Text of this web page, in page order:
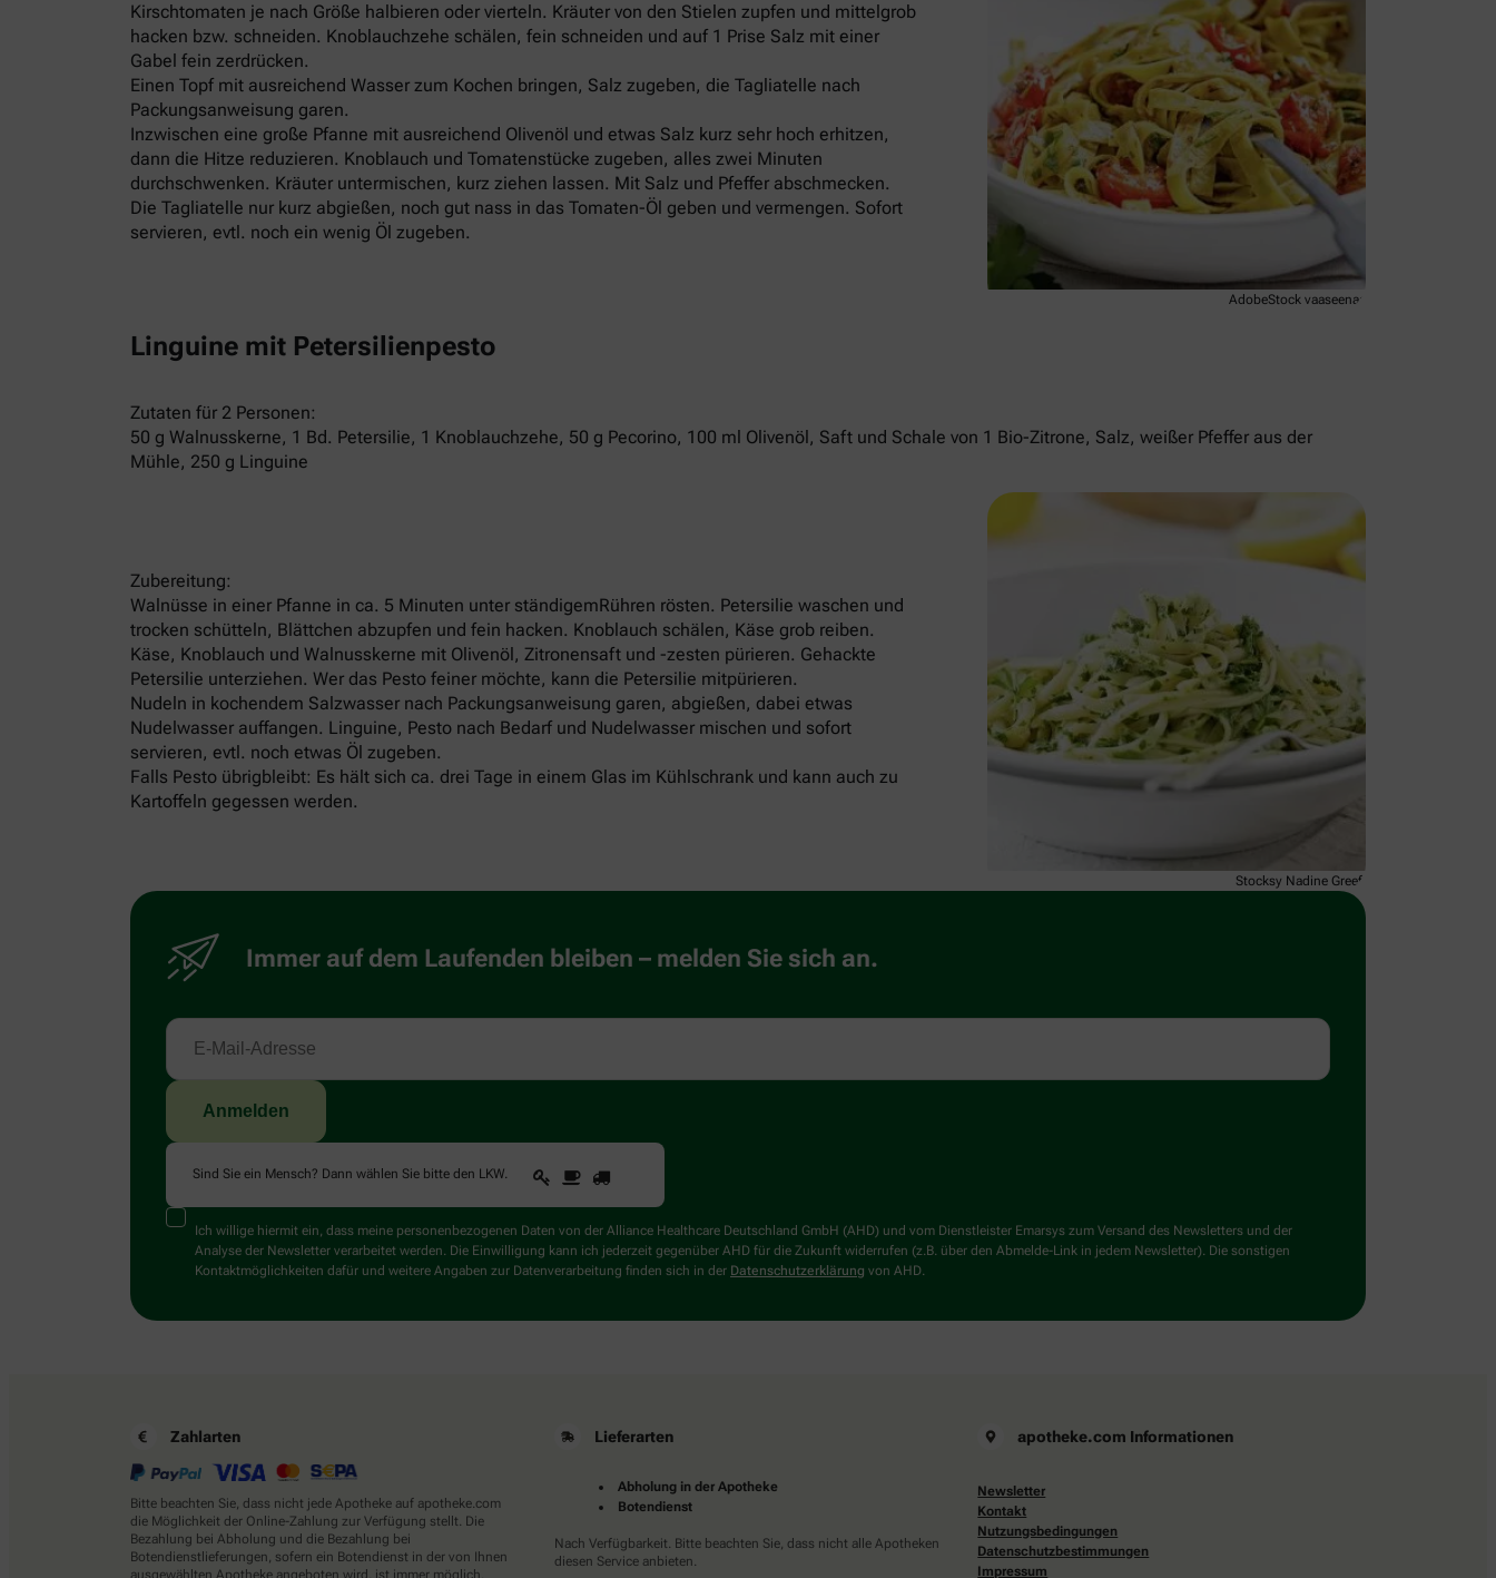
Kirschtomaten je nach Größe halbieren oder vierteln. Kräuter von den Stielen zupfen und mittelgrob
hacken bzw. schneiden. Knoblauchzehe schälen, fein schneiden und auf 1 Prise Salz mit einer
Gabel fein zerdrücken.
Einen Topf mit ausreichend Wasser zum Kochen bringen, Salz zugeben, die Tagliatelle nach
Packungsanweisung garen.
Inzwischen eine große Pfanne mit ausreichend Olivenöl und etwas Salz kurz sehr hoch erhitzen,
dann die Hitze reduzieren. Knoblauch und Tomatenstücke zugeben, alles zwei Minuten
durchschwenken. Kräuter untermischen, kurz ziehen lassen. Mit Salz und Pfeffer abschmecken.
Die Tagliatelle nur kurz abgießen, noch gut nass in das Tomaten-Öl geben und vermengen. Sofort
servieren, evtl. noch ein wenig Öl zugeben.
AdobeStock vaaseenaa
Linguine mit Petersilienpesto
Zutaten für 2 Personen:
50 g Walnusskerne, 1 Bd. Petersilie, 1 Knoblauchzehe, 50 g Pecorino, 100 ml Olivenöl, Saft und Schale von 1 Bio-Zitrone, Salz, weißer Pfeffer aus der
Mühle, 250 g Linguine
Zubereitung:
Walnüsse in einer Pfanne in ca. 5 Minuten unter ständigemRühren rösten. Petersilie waschen und
trocken schütteln, Blättchen abzupfen und fein hacken. Knoblauch schälen, Käse grob reiben.
Käse, Knoblauch und Walnusskerne mit Olivenöl, Zitronensaft und -zesten pürieren. Gehackte
Petersilie unterziehen. Wer das Pesto feiner möchte, kann die Petersilie mitpürieren.
Nudeln in kochendem Salzwasser nach Packungsanweisung garen, abgießen, dabei etwas
Nudelwasser auffangen. Linguine, Pesto nach Bedarf und Nudelwasser mischen und sofort
servieren, evtl. noch etwas Öl zugeben.
Falls Pesto übrigbleibt: Es hält sich ca. drei Tage in einem Glas im Kühlschrank und kann auch zu
Kartoffeln gegessen werden.
Stocksy Nadine Greeff
Immer auf dem Laufenden bleiben – melden Sie sich an.
Sind Sie ein Mensch? Dann wählen Sie bitte den LKW.
Sind
Sie
ein
Mensch?
Dann
wählen
1 2
Ich willige hiermit ein, dass meine personenbezogenen Daten von der Alliance Healthcare Deutschland GmbH (AHD) und vom Dienstleister Emarsys zum Versand des Newsletters und der
Analyse der Newsletter verarbeitet werden. Die Einwilligung kann ich jederzeit gegenüber AHD für die Zukunft widerrufen (z.B. über den Abmelde-Link in jedem Newsletter). Die sonstigen
Kontaktmöglichkeiten dafür und weitere Angaben zur Datenverarbeitung finden sich in der Datenschutzerklärung von AHD.
Zahlarten
Bitte beachten Sie, dass nicht jede Apotheke auf apotheke.com
die Möglichkeit der Online-Zahlung zur Verfügung stellt. Die
Bezahlung bei Abholung und die Bezahlung bei
Botendienstlieferungen, sofern ein Botendienst in der von Ihnen
ausgewählten Apotheke angeboten wird, ist immer möglich.
Lieferarten
Abholung in der Apotheke
Botendienst
Nach Verfügbarkeit. Bitte beachten Sie, dass nicht alle Apotheken
diesen Service anbieten.
apotheke.com Informationen
Newsletter
Kontakt
Nutzungsbedingungen
Datenschutzbestimmungen
Impressum